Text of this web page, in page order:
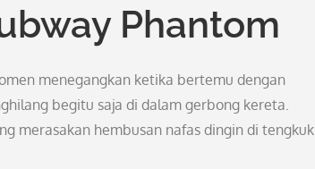
Phantom
menegangkan ketika bertemu dengan
begitu saja di dalam gerbong kereta.
merasakan hembusan nafas dingin di tengkuk